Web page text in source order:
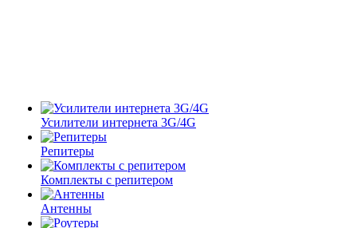
Усилители интернета 3G/4G
Репитеры
Комплекты с репитером
Антенны